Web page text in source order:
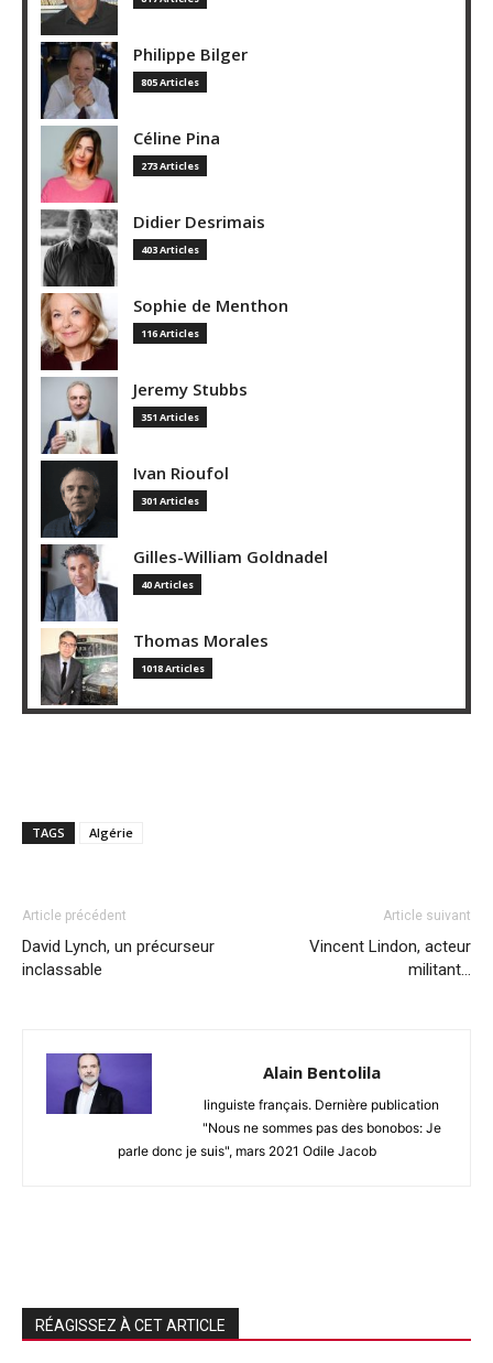
Philippe Bilger
805 Articles
Céline Pina
273 Articles
Didier Desrimais
403 Articles
Sophie de Menthon
116 Articles
Jeremy Stubbs
351 Articles
Ivan Rioufol
301 Articles
Gilles-William Goldnadel
40 Articles
Thomas Morales
1018 Articles
TAGS Algérie
Article précédent
David Lynch, un précurseur
inclassable
Article suivant
Vincent Lindon, acteur
militant…
Alain Bentolila
linguiste français. Dernière publication
"Nous ne sommes pas des bonobos: Je
parle donc je suis", mars 2021 Odile Jacob
RÉAGISSEZ À CET ARTICLE